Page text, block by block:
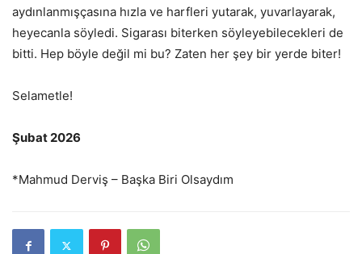
aydınlanmışçasına hızla ve harfleri yutarak, yuvarlayarak,
heyecanla söyledi. Sigarası biterken söyleyebilecekleri de
bitti. Hep böyle değil mi bu? Zaten her şey bir yerde biter!
Selametle!
Şubat 2026
*Mahmud Derviş – Başka Biri Olsaydım